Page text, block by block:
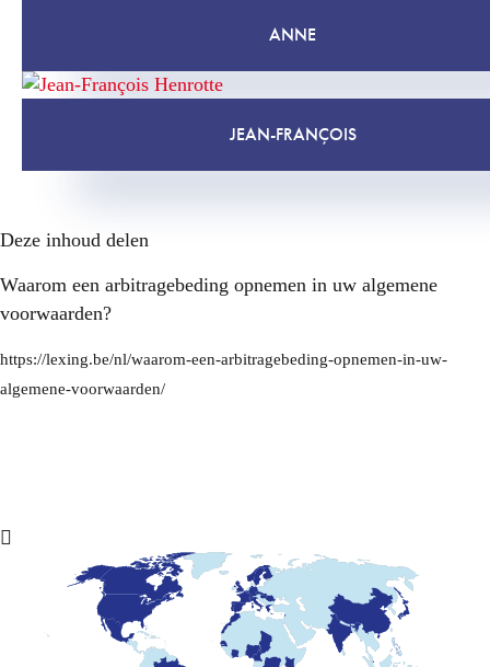
ANNE
JEAN-FRANÇOIS
Deze inhoud delen
Waarom een arbitragebeding opnemen in uw algemene
voorwaarden?
https://lexing.be/nl/waarom-een-arbitragebeding-opnemen-in-uw-
algemene-voorwaarden/